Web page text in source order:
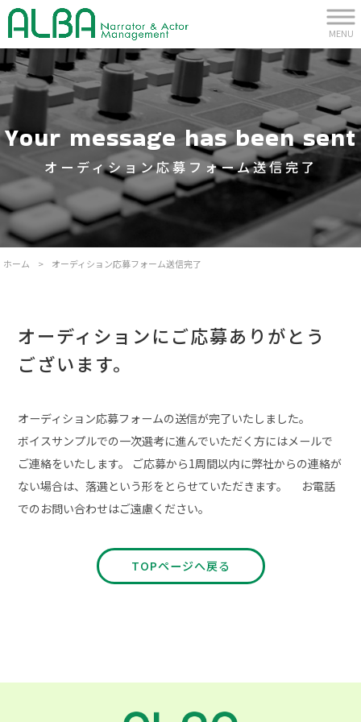
MENU
Your message has been sent
オーディション応募フォーム送信完了
ホーム > オーディション応募フォーム送信完了
オーディションにご応募ありがとう
ございます。
オーディション応募フォームの送信が完了いたしました。
ボイスサンプルでの一次選考に進んでいただく方にはメールで
ご連絡をいたします。
ご応募から1周間以内に弊社からの連絡が
ない場合は、落選という形をとらせていただきます。
お電話
でのお問い合わせはご遠慮ください。
TOPページへ戻る